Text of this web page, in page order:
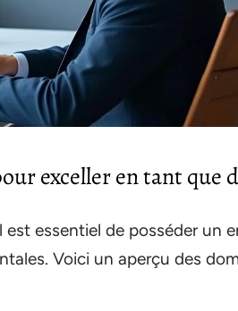
exceller en tant que
essentiel de posséder un
Voici un aperçu des